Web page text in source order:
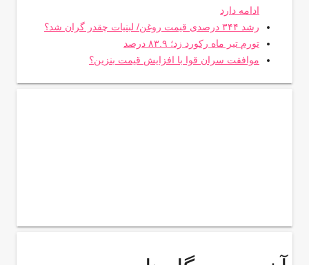
ادامه دارد
رشد ۳۴۴ درصدی قیمت روغن/ لبنیات چقدر گران شد؟
تورم تیر ماه رکورد زد؛ ۸۳.۹ درصد
موافقت سران قوا با افزایش قیمت بنزین؟